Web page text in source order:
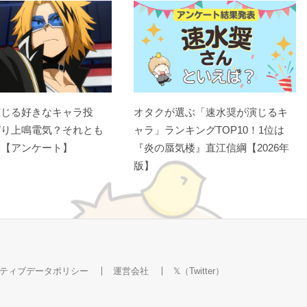
る好きなキャラ投
上鳴電気？それとも
アンケート】
オタクが選ぶ「速水奨が演じるキ
ャラ」ランキングTOP10！1位は
『炎の蜃気楼』直江信綱【2026年
版】
ィブデータポリシー 運営会社 𝕏（Twitter）